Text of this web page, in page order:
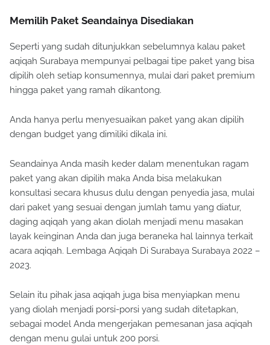
Memilih Paket Seandainya Disediakan
Seperti yang sudah ditunjukkan sebelumnya kalau paket
aqiqah Surabaya mempunyai pelbagai tipe paket yang bisa
dipilih oleh setiap konsumennya, mulai dari paket premium
hingga paket yang ramah dikantong.
Anda hanya perlu menyesuaikan paket yang akan dipilih
dengan budget yang dimiliki dikala ini.
Seandainya Anda masih keder dalam menentukan ragam
paket yang akan dipilih maka Anda bisa melakukan
konsultasi secara khusus dulu dengan penyedia jasa, mulai
dari paket yang sesuai dengan jumlah tamu yang diatur,
daging aqiqah yang akan diolah menjadi menu masakan
layak keinginan Anda dan juga beraneka hal lainnya terkait
acara aqiqah. Lembaga Aqiqah Di Surabaya Surabaya 2022 –
2023.
Selain itu pihak jasa aqiqah juga bisa menyiapkan menu
yang diolah menjadi porsi-porsi yang sudah ditetapkan,
sebagai model Anda mengerjakan pemesanan jasa aqiqah
dengan menu gulai untuk 200 porsi.